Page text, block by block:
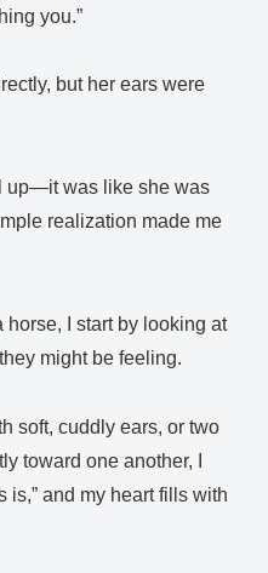
you.”
but her ears were
up—it was like she was
realization made me
I start by looking at
might be feeling.
soft, cuddly ears, or two
toward one another, I
is,” and my heart fills with